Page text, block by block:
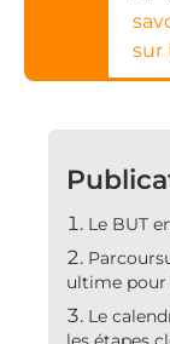
sur
Le BUT
ultime pour
Le